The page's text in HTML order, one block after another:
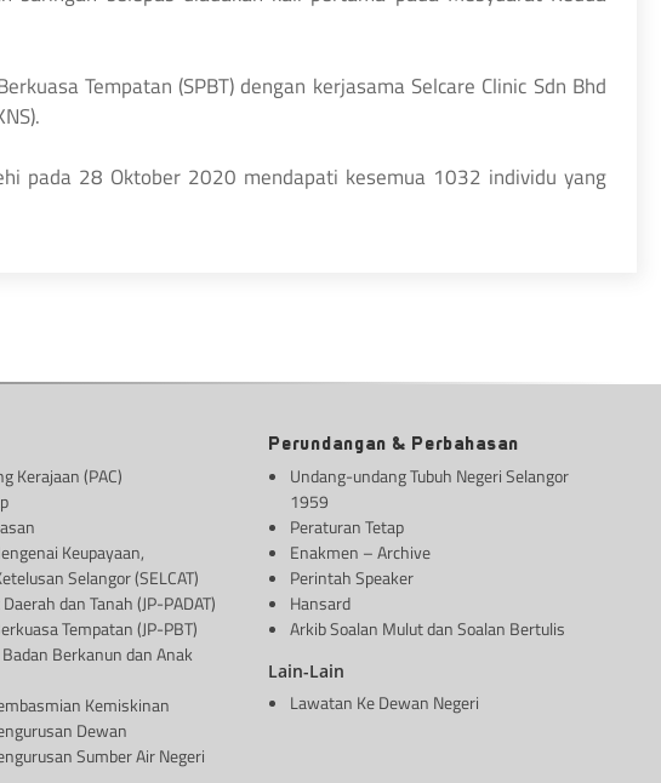
Tempatan (SPBT) dengan kerjasama Selcare Clinic Sdn Bhd
pada 28 Oktober 2020 mendapati kesemua 1032 individu yang
Kerajaan (PAC)
Keupayaan,
Selangor (SELCAT)
dan Tanah (JP-PADAT)
Tempatan (JP-PBT)
Berkanun dan Anak
Kemiskinan
Dewan
Sumber Air Negeri
Perundangan & Perbahasan
Undang-undang Tubuh Negeri Selangor
1959
Peraturan Tetap
Enakmen – Archive
Perintah Speaker
Hansard
Arkib Soalan Mulut dan Soalan Bertulis
Lain-Lain
Lawatan Ke Dewan Negeri